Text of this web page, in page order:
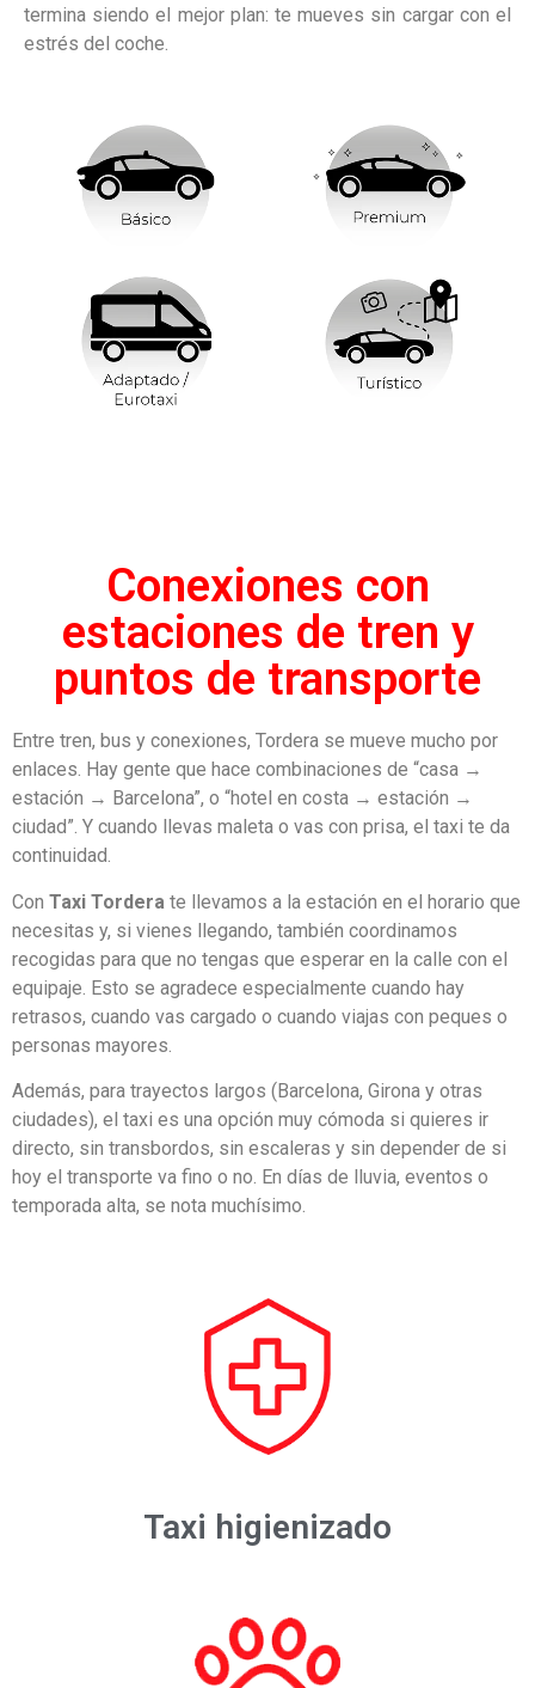
termina siendo el mejor plan: te mueves sin cargar con el
estrés del coche.
Conexiones con
estaciones de tren y
puntos de transporte
Entre tren, bus y conexiones, Tordera se mueve mucho por
enlaces. Hay gente que hace combinaciones de “casa →
estación → Barcelona”, o “hotel en costa → estación →
ciudad”. Y cuando llevas maleta o vas con prisa, el taxi te da
continuidad.
Con Taxi Tordera te llevamos a la estación en el horario que
necesitas y, si vienes llegando, también coordinamos
recogidas para que no tengas que esperar en la calle con el
equipaje. Esto se agradece especialmente cuando hay
retrasos, cuando vas cargado o cuando viajas con peques o
personas mayores.
Además, para trayectos largos (Barcelona, Girona y otras
ciudades), el taxi es una opción muy cómoda si quieres ir
directo, sin transbordos, sin escaleras y sin depender de si
hoy el transporte va fino o no. En días de lluvia, eventos o
temporada alta, se nota muchísimo.
Taxi higienizado